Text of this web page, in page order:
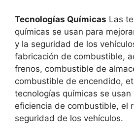
Tecnologías Químicas Las
químicas se usan para
y la seguridad de los
fabricación de combustible,
frenos, combustible de
combustible de encendido,
tecnologías químicas se usan
eficiencia de combustible, el
seguridad de los vehículos.